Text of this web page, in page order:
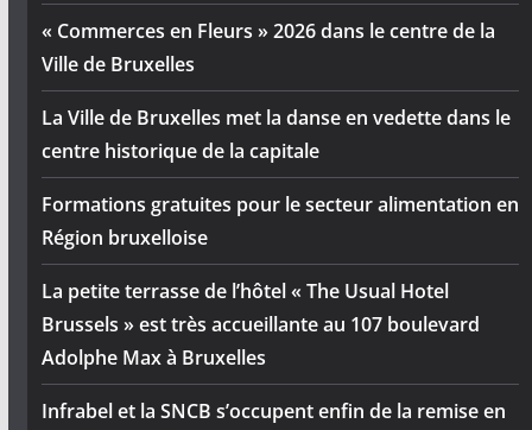
« Commerces en Fleurs » 2026 dans le centre de la
Ville de Bruxelles
La Ville de Bruxelles met la danse en vedette dans le
centre historique de la capitale
Formations gratuites pour le secteur alimentation en
Région bruxelloise
La petite terrasse de l’hôtel « The Usual Hotel
Brussels » est très accueillante au 107 boulevard
Adolphe Max à Bruxelles
Infrabel et la SNCB s’occupent enfin de la remise en